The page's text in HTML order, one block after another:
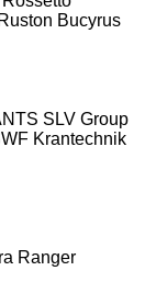
Ruston Bucyrus
SLV Group
Krantechnik
Ranger